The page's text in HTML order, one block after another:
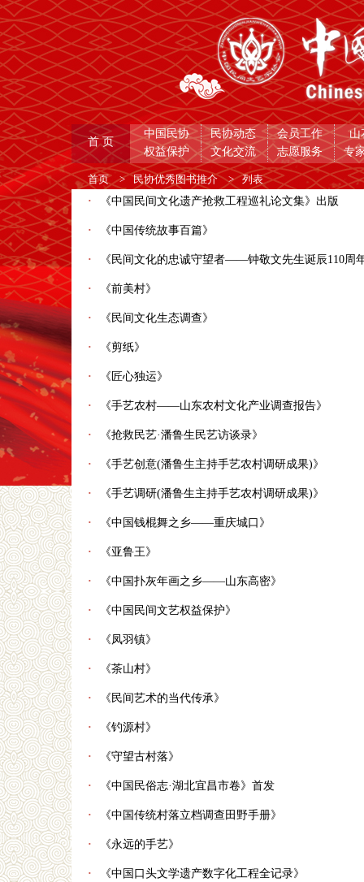
首 页
中国民协 民协动态 会员工作
山
权益保护
文化交流 志愿服务 专
首页 > 民协优秀图书推介 >
列表
·
《中国民间文化遗产抢救工程巡礼论文集》出版
· 《中国传统故事百篇》
· 《民间文化的忠诚守望者——钟敬文先生诞辰110周
· 《前美村》
· 《民间文化生态调查》
· 《剪纸》
· 《匠心独运》
· 《手艺农村——山东农村文化产业调查报告》
· 《抢救民艺·潘鲁生民艺访谈录》
· 《手艺创意(潘鲁生主持手艺农村调研成果)》
· 《手艺调研(潘鲁生主持手艺农村调研成果)》
· 《中国钱棍舞之乡——重庆城口》
· 《亚鲁王》
· 《中国扑灰年画之乡——山东高密》
· 《中国民间文艺权益保护》
· 《凤羽镇》
· 《茶山村》
· 《民间艺术的当代传承》
· 《钓源村》
· 《守望古村落》
· 《中国民俗志·湖北宜昌市卷》首发
· 《中国传统村落立档调查田野手册》
· 《永远的手艺》
· 《中国口头文学遗产数字化工程全记录》